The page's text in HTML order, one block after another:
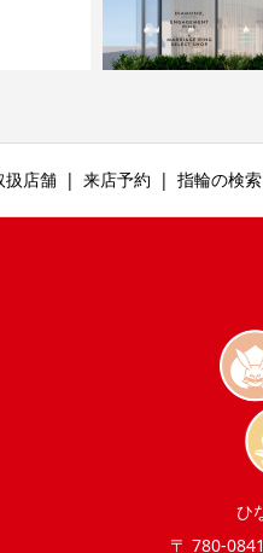
扱店舗 来店予約 指輪の検索
ひ
〒 780-